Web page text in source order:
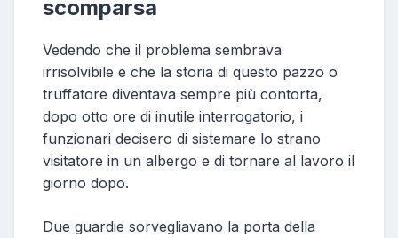
scomparsa
Vedendo che il problema sembrava
irrisolvibile e che la storia di questo pazzo o
truffatore diventava sempre più contorta,
dopo otto ore di inutile interrogatorio, i
funzionari decisero di sistemare lo strano
visitatore in un albergo e di tornare al lavoro il
giorno dopo.
Due guardie sorvegliavano la porta della